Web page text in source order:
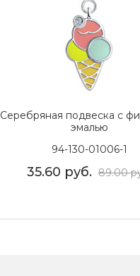
Серебряная подвеска с
эмалью
94-130-01006-1
35.60 руб. 89.00